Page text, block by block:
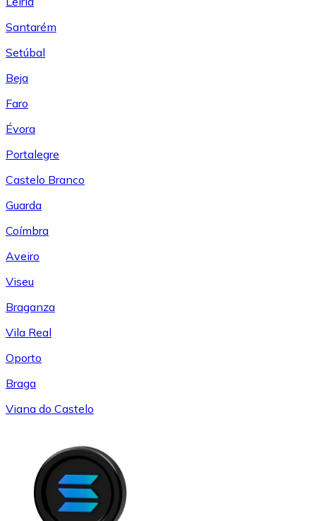
Santarém
Setúbal
Beja
Faro
Évora
Portalegre
Castelo Branco
Guarda
Coímbra
Aveiro
Viseu
Braganza
Vila Real
Oporto
Braga
Viana do Castelo